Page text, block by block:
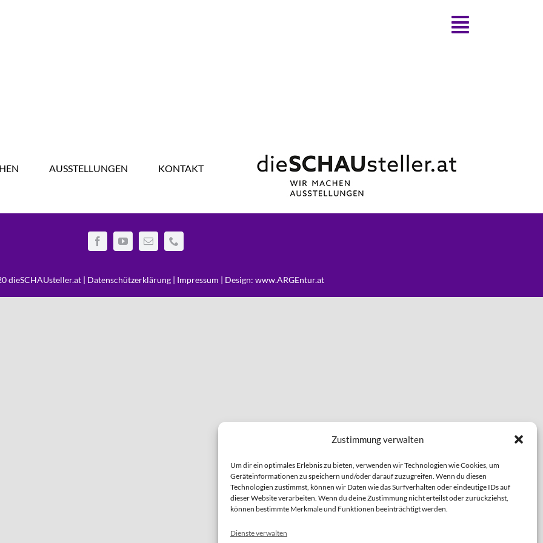
Zustimmung verwalten
Um dir ein optimales Erlebnis zu bieten, verwenden wir Technologien wie Cookies, um
Geräteinformationen zu speichern und/oder darauf zuzugreifen. Wenn du diesen
Technologien zustimmst, können wir Daten wie das Surfverhalten oder eindeutige IDs auf
dieser Website verarbeiten. Wenn du deine Zustimmung nicht erteilst oder zurückziehst,
können bestimmte Merkmale und Funktionen beeinträchtigt werden.
Dienste verwalten
AUSSTELLUNGEN KONTAKT
dieSCHAUsteller.at | Datenschützerklärung | Impressum | Design: www.ARGEntur.at